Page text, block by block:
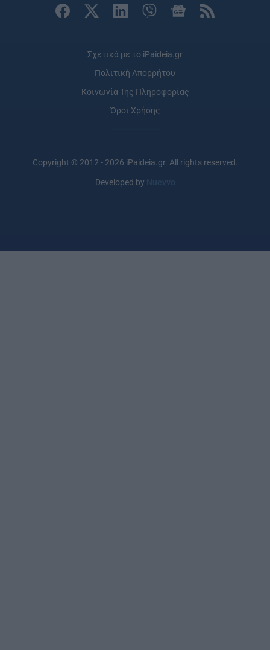
Σχετικά με το iPaideia.gr
Πολιτική Απορρήτου
Κοινωνία Της Πληροφορίας
Όροι Χρήσης
Copyright © 2012 - 2026 iPaideia.gr. All rights reserved.
Developed by